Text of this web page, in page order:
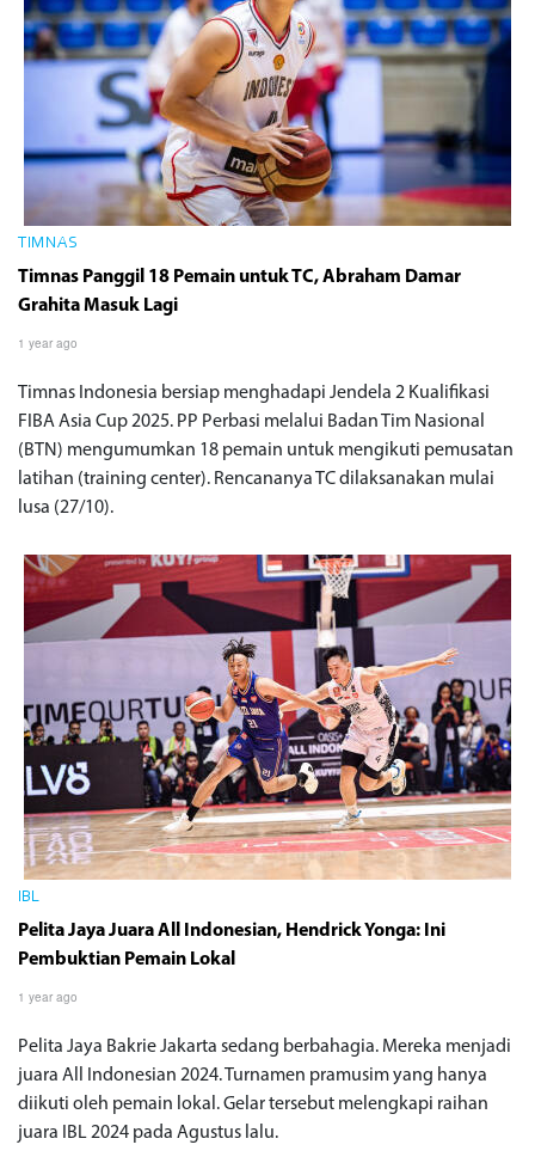
TIMNAS
Timnas Panggil 18 Pemain untuk TC, Abraham Damar
Grahita Masuk Lagi
1 year ago
Timnas Indonesia bersiap menghadapi Jendela 2 Kualifikasi
FIBA Asia Cup 2025. PP Perbasi melalui Badan Tim Nasional
(BTN) mengumumkan 18 pemain untuk mengikuti pemusatan
latihan (training center). Rencananya TC dilaksanakan mulai
lusa (27/10).
IBL
Pelita Jaya Juara All Indonesian, Hendrick Yonga: Ini
Pembuktian Pemain Lokal
1 year ago
Pelita Jaya Bakrie Jakarta sedang berbahagia. Mereka menjadi
juara All Indonesian 2024. Turnamen pramusim yang hanya
diikuti oleh pemain lokal. Gelar tersebut melengkapi raihan
juara IBL 2024 pada Agustus lalu.